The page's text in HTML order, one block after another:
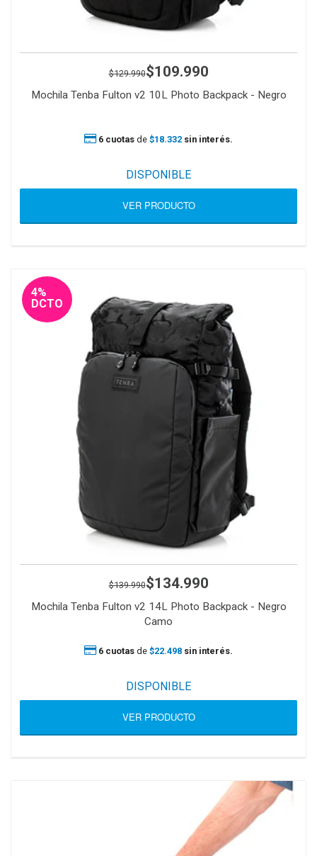
$129.990$109.990
Mochila Tenba Fulton v2 10L Photo Backpack - Negro
6 cuotas de $18.332 sin interés.
DISPONIBLE
VER PRODUCTO
4%
DCTO
$139.990$134.990
Mochila Tenba Fulton v2 14L Photo Backpack - Negro
Camo
6 cuotas de $22.498 sin interés.
DISPONIBLE
VER PRODUCTO